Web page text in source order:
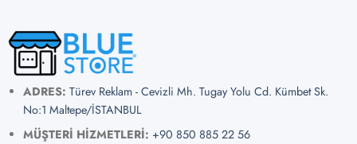
ADRES: Türev Reklam - Cevizli Mh. Tugay Yolu Cd. Kümbet Sk.
No:1 Maltepe/İSTANBUL
MÜŞTERİ HİZMETLERİ: +90 850 885 22 56